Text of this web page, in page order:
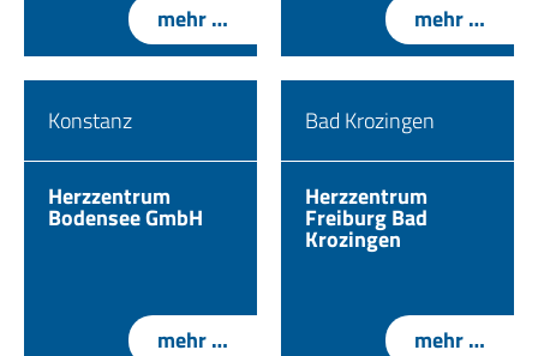
mehr … mehr …
Konstanz
Herzzentrum
Bodensee GmbH
mehr …
Bad Krozingen
Herzzentrum
Freiburg Bad
Krozingen
mehr …